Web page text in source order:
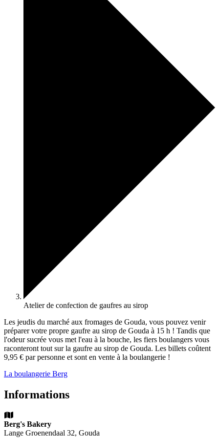
Atelier de confection de gaufres au sirop
Les jeudis du marché aux fromages de Gouda, vous pouvez venir
préparer votre propre gaufre au sirop de Gouda à 15 h ! Tandis que
l'odeur sucrée vous met l'eau à la bouche, les fiers boulangers vous
raconteront tout sur la gaufre au sirop de Gouda. Les billets coûtent
9,95 € par personne et sont en vente à la boulangerie !
La boulangerie Berg
Informations
Berg's Bakery
Lange Groenendaal 32, Gouda